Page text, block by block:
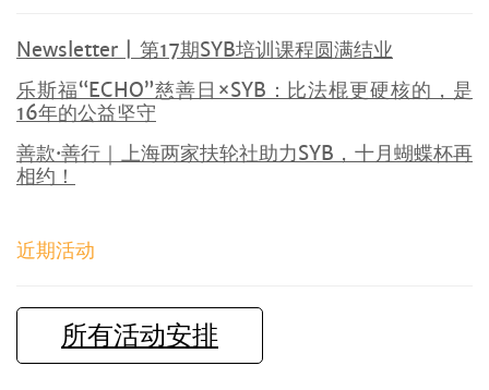
Newsletter | 第17期SYB培训课程圆满结业
乐斯福“ECHO”慈善日×SYB：比法棍更硬核的，是
16年的公益坚守
善款·善行｜上海两家扶轮社助力SYB，十月蝴蝶杯再
相约！
近期活动
所有活动安排